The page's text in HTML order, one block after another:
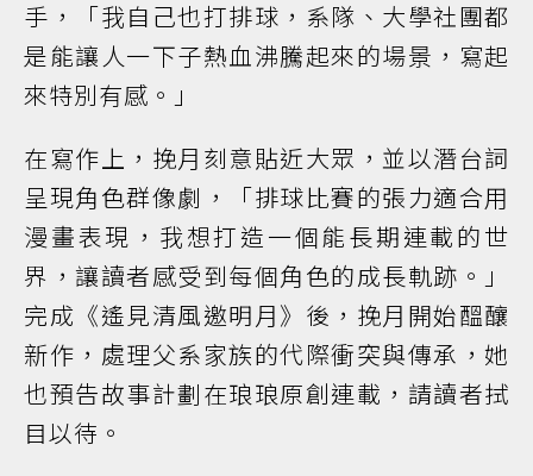
手，「我自己也打排球，系隊、大學社團都
是能讓人一下子熱血沸騰起來的場景，寫起
來特別有感。」
在寫作上，挽月刻意貼近大眾，並以潛台詞
呈現角色群像劇，「排球比賽的張力適合用
漫畫表現，我想打造一個能長期連載的世
界，讓讀者感受到每個角色的成長軌跡。」
完成《遙見清風邀明月》後，挽月開始醞釀
新作，處理父系家族的代際衝突與傳承，她
也預告故事計劃在琅琅原創連載，請讀者拭
目以待。